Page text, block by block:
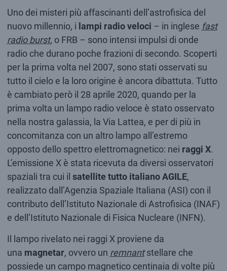
Uno dei misteri più affascinanti dell’astrofisica del
nuovo millennio, i lampi radio veloci – in inglese fast
radio burst, o FRB – sono intensi impulsi di onde
radio che durano poche frazioni di secondo. Scoperti
per la prima volta nel 2007, sono stati osservati su
tutto il cielo e la loro origine è ancora dibattuta. Tutto
è cambiato però il 28 aprile 2020, quando per la
prima volta un lampo radio veloce è stato osservato
nella nostra galassia, la Via Lattea, e per di più in
concomitanza con un altro lampo all’estremo
opposto dello spettro elettromagnetico: nei raggi X.
L’emissione X è stata ricevuta da diversi osservatori
spaziali tra cui il satellite tutto italiano AGILE,
realizzato dall’Agenzia Spaziale Italiana (ASI) con il
contributo dell’Istituto Nazionale di Astrofisica (INAF)
e dell’Istituto Nazionale di Fisica Nucleare (INFN).
Il lampo rivelato nei raggi X proviene da
una magnetar, ovvero un remnantstellare che
possiede un campo magnetico centinaia di volte più